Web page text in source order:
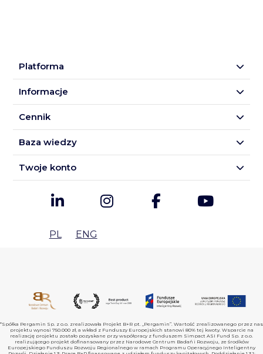
Platforma
Informacje
Cennik
Baza wiedzy
Twoje konto
PL ENG
*Spółka Pergamin Sp. z o.o. zrealizowała Projekt B+R pt. „Pergamin”. Wartość zrealizowanego przez nas
projektu wynosi 750.000 zł, a wkład z Funduszy Europejskich stanowi 80% tej kwoty. Wsparcie na
realizację projektu zostało pozyskane przy współpracy z funduszem Simpact ASI Fund Sp. z o.o.
realizującego projekt dofinansowany przez Narodowe Centrum Badań i Rozwoju, ze środków
Europejskiego Funduszu Rozwoju Regionalnego w ramach Programu Operacyjnego Inteligentny